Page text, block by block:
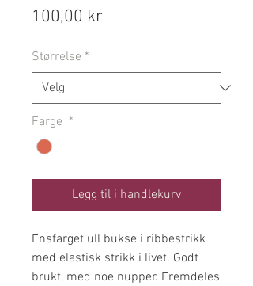
100,00 kr
Størrelse *
Farge *
Legg til i handlekurv
Ensfarget ull bukse i ribbestrikk
med elastisk strikk i livet. Godt
brukt, med noe nupper. Fremdeles